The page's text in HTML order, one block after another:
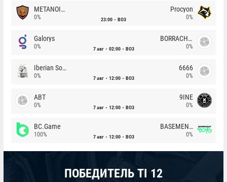
METANOIA Wolves
0% 23:00 BO3
Procyon
0%
Galorys
0% 7 авг 02:00 BO3
BORRACHEIROS
0%
Iberian Soul
0% 7 авг 12:00 BO3
6666
0%
ABT
0% 7 авг 12:00 BO3
9INE
0%
BC.Game
100% 7 авг 12:00 BO3
BASEMENT BOYS
0%
ПОБЕДИТЕЛЬ TI 12